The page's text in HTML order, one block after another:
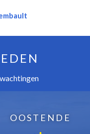
OOSTENDE